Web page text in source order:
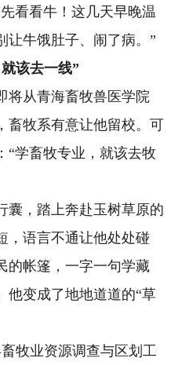
看看牛！这几天早晚温
让牛饿肚子、闹了病。”
该去一线”
从青海畜牧兽医学院
畜牧系有意让他留校。可
“学畜牧专业，就该去牧
，踏上奔赴玉树草原的
，语言不通让他处处碰
的帐篷，一字一句学藏
他变成了地地道道的“草
牧业资源调查与区划工